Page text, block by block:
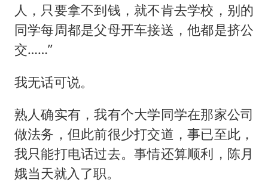
人，只要拿不到钱，就不肯去学校，别的
同学每周都是父母开车接送，他都是挤公
交……”
我无话可说。
熟人确实有，我有个大学同学在那家公司
做法务，但此前很少打交道，事已至此，
我只能打电话过去。事情还算顺利，陈月
娥当天就入了职。